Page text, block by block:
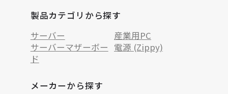
製品カテゴリから探す
サーバー
産業用PC
サーバーマザーボー
ド
電源 (Zippy)
メーカーから探す